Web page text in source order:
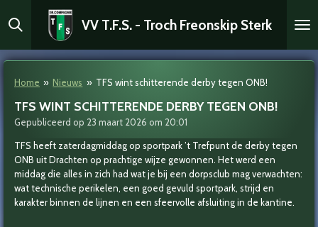
direct
de
VV T.F.S. - Troch Freonskip Sterk
Home » Nieuws » TFS wint schitterende derby tegen ONB!
TFS WINT SCHITTERENDE DERBY TEGEN ONB!
Gepubliceerd op 23 maart 2026 om 20:01
TFS heeft zaterdagmiddag op sportpark ’t Trefpunt de derby tegen
ONB uit Drachten op prachtige wijze gewonnen. Het werd een
middag die alles in zich had wat je bij een dorpsclub mag verwachten:
wat technische perikelen, een goed gevuld sportpark, strijd en
karakter binnen de lijnen en een sfeervolle afsluiting in de kantine.